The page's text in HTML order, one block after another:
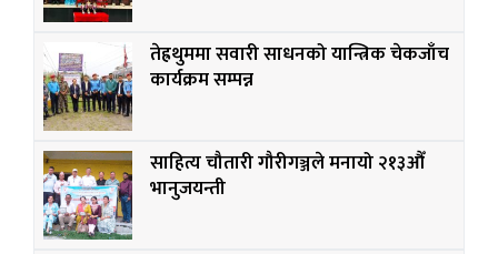
तेह्रथुममा सवारी साधनको यान्त्रिक चेकजाँच
कार्यक्रम सम्पन्न
साहित्य चौतारी गौरीगञ्जले मनायो २१३औँ
भानुजयन्ती